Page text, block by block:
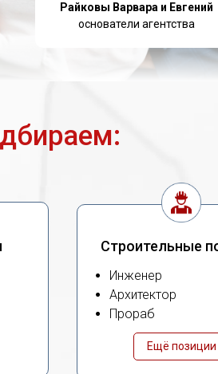
Райковы Варвара и Евгений
основатели агентства
Строительные
Инженер
Архитектор
Прораб
Ещё позиции